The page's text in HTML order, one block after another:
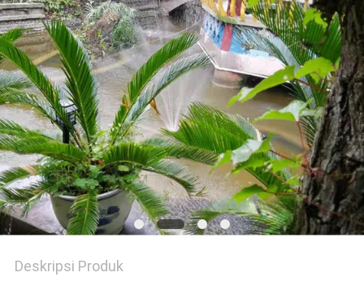
Deskripsi Produk